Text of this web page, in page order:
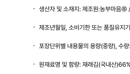
생산자 및 소재지: 제조원:농부마음㈜
제조년월일, 소비기한 또는 품질유지
포장단위별 내용물의 용량(중량), 수
원재료명 및 함량: 재래김(국내산